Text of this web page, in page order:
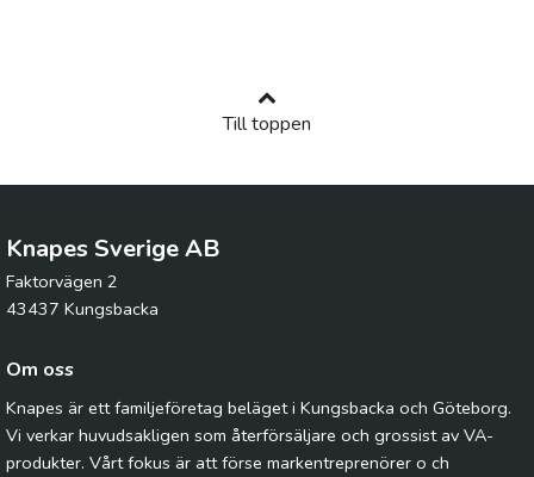
Till toppen
Knapes Sverige AB
Faktorvägen 2
43437 Kungsbacka
Om oss
Knapes är ett familjeföretag beläget i Kungsbacka och Göteborg.
Vi verkar huvudsakligen som återförsäljare och grossist av VA-
produkter. Vårt fokus är att förse markentreprenörer o ch